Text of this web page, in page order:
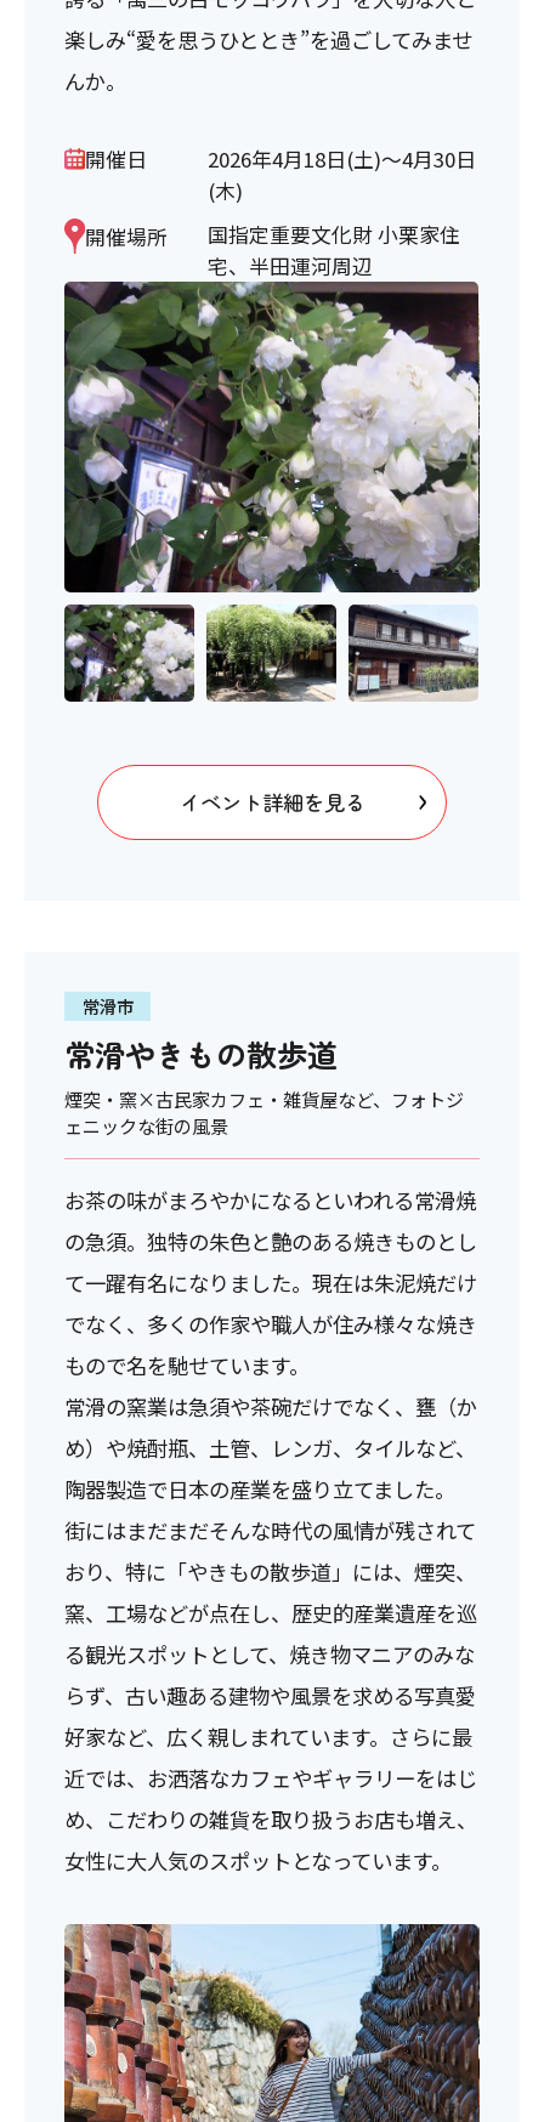
楽しみ“愛を思うひととき”を過ごしてみませ
んか。
開催日
2026年4月18日(土)～4月30日
(木)
開催場所
国指定重要文化財 小栗家住
宅、半田運河周辺
イベント詳細を見る
常滑市
常滑やきもの散歩道
煙突・窯×古民家カフェ・雑貨屋など、フォトジ
ェニックな街の風景
お茶の味がまろやかになるといわれる常滑焼
の急須。独特の朱色と艶のある焼きものとし
て一躍有名になりました。現在は朱泥焼だけ
でなく、多くの作家や職人が住み様々な焼き
もので名を馳せています。
常滑の窯業は急須や茶碗だけでなく、甕（か
め）や焼酎瓶、土管、レンガ、タイルなど、
陶器製造で日本の産業を盛り立てました。
街にはまだまだそんな時代の風情が残されて
おり、特に「やきもの散歩道」には、煙突、
窯、工場などが点在し、歴史的産業遺産を巡
る観光スポットとして、焼き物マニアのみな
らず、古い趣ある建物や風景を求める写真愛
好家など、広く親しまれています。さらに最
近では、お洒落なカフェやギャラリーをはじ
め、こだわりの雑貨を取り扱うお店も増え、
女性に大人気のスポットとなっています。